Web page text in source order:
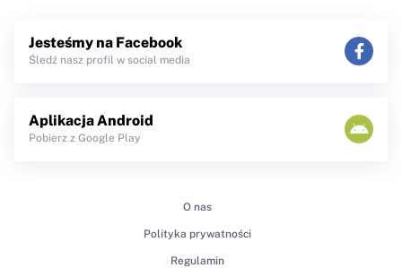
Jesteśmy na Facebook
Śledź nasz profil w social media
Aplikacja Android
Pobierz z Google Play
O nas
Polityka prywatności
Regulamin